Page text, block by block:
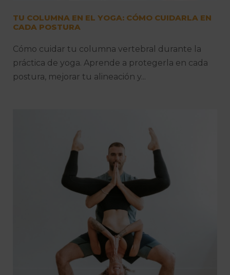
TU COLUMNA EN EL YOGA: CÓMO CUIDARLA EN
CADA POSTURA
Cómo cuidar tu columna vertebral durante la
práctica de yoga. Aprende a protegerla en cada
postura, mejorar tu alineación y...